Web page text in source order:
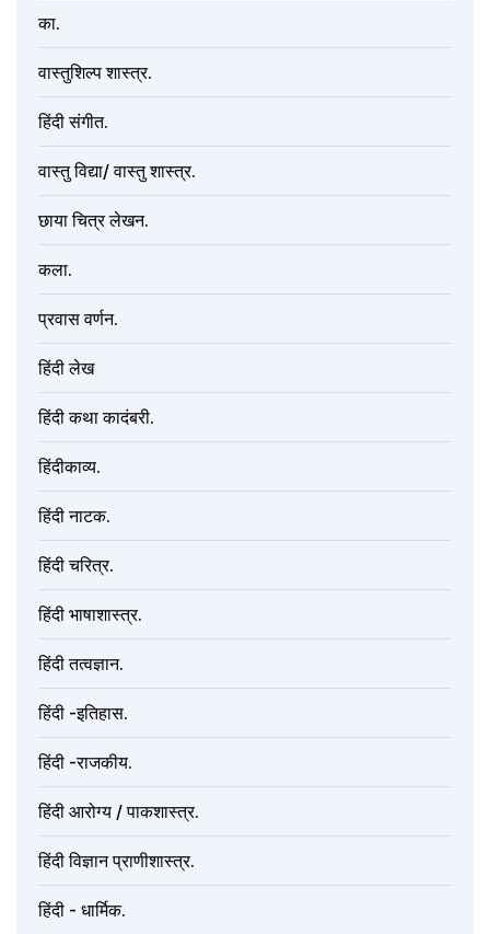
का.
वास्तुशिल्प शास्त्र.
हिंदी संगीत.
वास्तु विद्या/ वास्तु शास्त्र.
छाया चित्र लेखन.
कला.
प्रवास वर्णन.
हिंदी लेख
हिंदी कथा कादंबरी.
हिंदीकाव्य.
हिंदी नाटक.
हिंदी चरित्र.
हिंदी भाषाशास्त्र.
हिंदी तत्वज्ञान.
हिंदी -इतिहास.
हिंदी -राजकीय.
हिंदी आरोग्य / पाकशास्त्र.
हिंदी विज्ञान प्राणीशास्त्र.
हिंदी - धार्मिक.